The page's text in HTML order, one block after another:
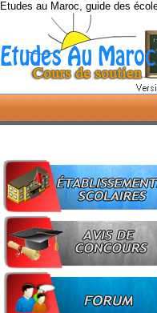
Etudes au Maroc, guide des